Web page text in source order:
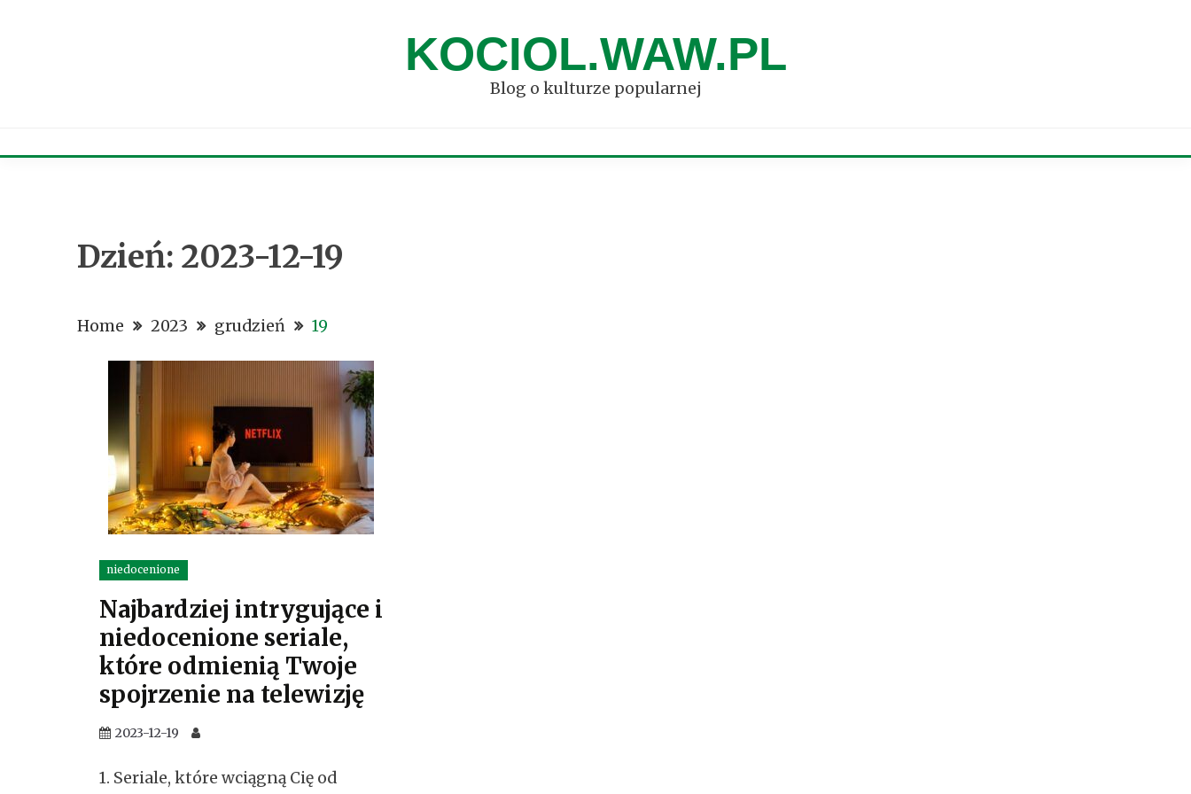
KOCIOL.WAW.PL
Blog o kulturze popularnej
Dzień: 2023-12-19
Home 2023 grudzień 19
niedocenione
Najbardziej intrygujące i
niedocenione seriale,
które odmienią Twoje
spojrzenie na telewizję
2023-12-19
1. Seriale, które wciągną Cię od